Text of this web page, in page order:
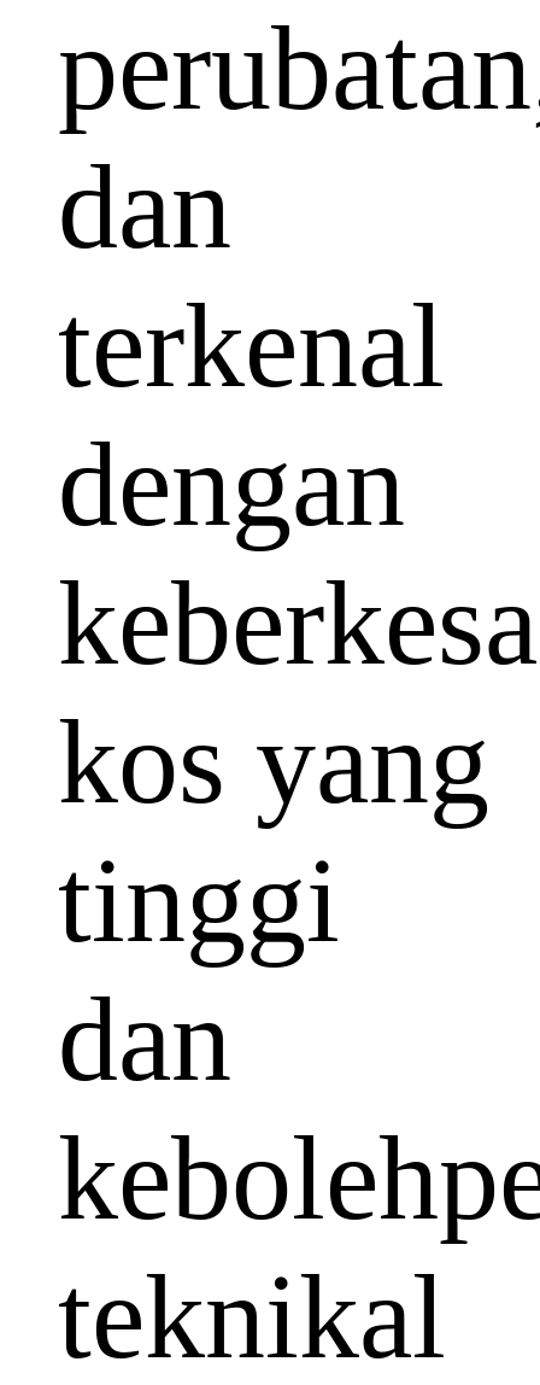
dan
terkenal
dengan
kos yang
tinggi
dan
teknikal